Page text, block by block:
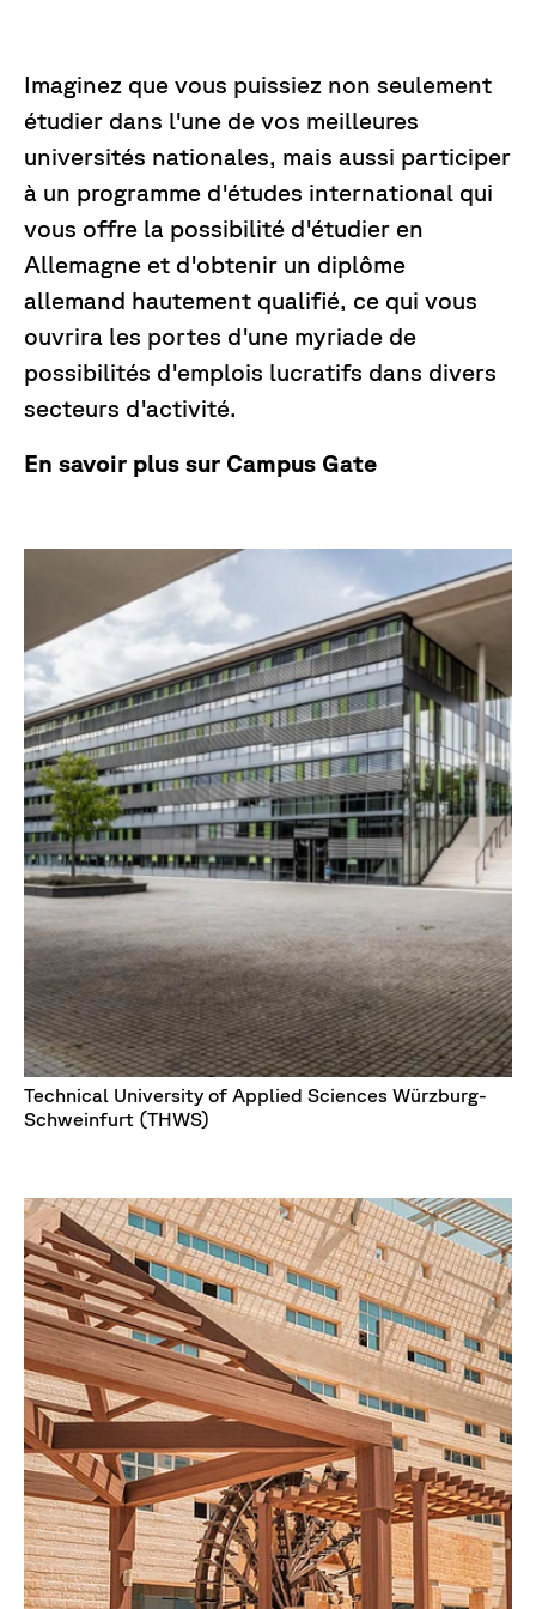
Imaginez que vous puissiez non seulement
étudier dans l'une de vos meilleures
universités nationales, mais aussi participer
à un programme d'études international qui
vous offre la possibilité d'étudier en
Allemagne et d'obtenir un diplôme
allemand hautement qualifié, ce qui vous
ouvrira les portes d'une myriade de
possibilités d'emplois lucratifs dans divers
secteurs d'activité.
En savoir plus sur Campus Gate
Technical University of Applied Sciences Würzburg-
Schweinfurt (THWS)